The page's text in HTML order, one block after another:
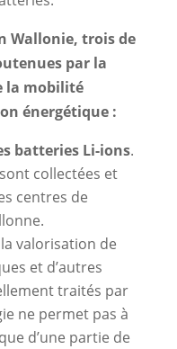
Wallonie, trois de
par la
la mobilité
énergétique :
batteries Li-ions.
collectées et
centres de
valorisation de
et d’autres
traités par
ne permet pas à
d’une partie de